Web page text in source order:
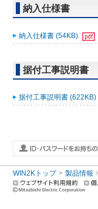
納入仕様書
納入仕様書 (54KB)
据付工事説明書
据付工事説明書 (622KB)
WIN2Kトップ 製品情報